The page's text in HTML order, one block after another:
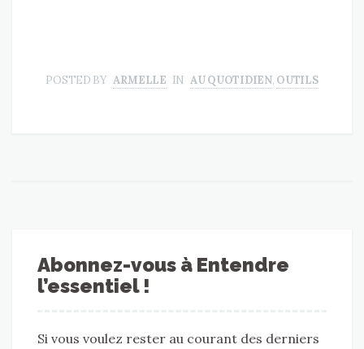
POSTED BY ARMELLE IN AU QUOTIDIEN, OUTILS
Abonnez-vous à Entendre
l’essentiel !
Si vous voulez rester au courant des derniers